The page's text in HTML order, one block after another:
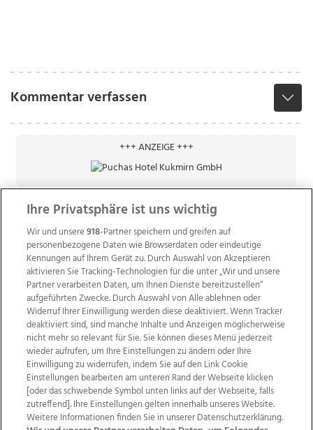
Kommentar verfassen
+++ ANZEIGE +++
Wir über uns Mediadaten Kontakt
Jobs
Datenschutz
Impressum
AGB Anzeigekunden
AGB Website
Ehrenkodex Politische Werbung
Ihre Privatsphäre ist uns wichtig
Wir und unsere918-Partner speichern und greifen auf
personenbezogene Daten wie Browserdaten oder eindeutige
Kennungen auf Ihrem Gerät zu. Durch Auswahl von Akzeptieren
aktivieren Sie Tracking-Technologien für die unter „Wir und unsere
Partner verarbeiten Daten, um Ihnen Dienste bereitzustellen“
aufgeführten Zwecke. Durch Auswahl von Alle ablehnen oder
Widerruf Ihrer Einwilligung werden diese deaktiviert. Wenn Tracker
deaktiviert sind, sind manche Inhalte und Anzeigen möglicherweise
nicht mehr so relevant für Sie. Sie können dieses Menü jederzeit
wieder aufrufen, um Ihre Einstellungen zu ändern oder Ihre
Einwilligung zu widerrufen, indem Sie auf den Link Cookie
Einstellungen bearbeiten am unteren Rand der Webseite klicken
[oder das schwebende Symbol unten links auf der Webseite, falls
zutreffend]. Ihre Einstellungen gelten innerhalb unseres Website.
Weitere Informationen finden Sie in unserer Datenschutzerklärung.